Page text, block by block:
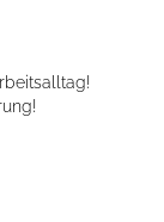
Über Cookies
zu